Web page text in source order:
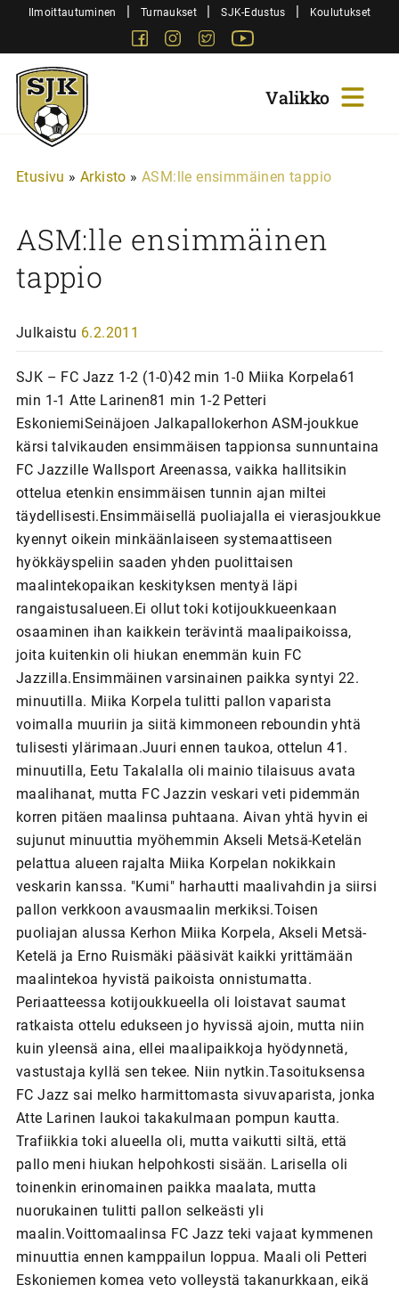
SiirryIlmoittautuminen | Turnaukset | SJK-Edustus | Koulutukset
FacebookInstagram
Twitter
Sjk-
Juniorit
Etusivu » Arkisto » ASM:lle ensimmäinen tappio
ASM:lle ensimmäinen
tappio
Julkaistu 6.2.2011
SJK – FC Jazz 1-2 (1-0)42 min 1-0 Miika Korpela61
min 1-1 Atte Larinen81 min 1-2 Petteri
EskoniemiSeinäjoen Jalkapallokerhon ASM-joukkue
kärsi talvikauden ensimmäisen tappionsa sunnuntaina
FC Jazzille Wallsport Areenassa, vaikka hallitsikin
ottelua etenkin ensimmäisen tunnin ajan miltei
täydellisesti.Ensimmäisellä puoliajalla ei vierasjoukkue
kyennyt oikein minkäänlaiseen systemaattiseen
hyökkäyspeliin saaden yhden puolittaisen
maalintekopaikan keskityksen mentyä läpi
rangaistusalueen.Ei ollut toki kotijoukkueenkaan
osaaminen ihan kaikkein terävintä maalipaikoissa,
joita kuitenkin oli hiukan enemmän kuin FC
Jazzilla.Ensimmäinen varsinainen paikka syntyi 22.
minuutilla. Miika Korpela tulitti pallon vaparista
voimalla muuriin ja siitä kimmoneen reboundin yhtä
tulisesti ylärimaan.Juuri ennen taukoa, ottelun 41.
minuutilla, Eetu Takalalla oli mainio tilaisuus avata
maalihanat, mutta FC Jazzin veskari veti pidemmän
korren pitäen maalinsa puhtaana. Aivan yhtä hyvin ei
sujunut minuuttia myöhemmin Akseli Metsä-Ketelän
pelattua alueen rajalta Miika Korpelan nokikkain
veskarin kanssa. "Kumi" harhautti maalivahdin ja siirsi
pallon verkkoon avausmaalin merkiksi.Toisen
puoliajan alussa Kerhon Miika Korpela, Akseli Metsä-
Ketelä ja Erno Ruismäki pääsivät kaikki yrittämään
maalintekoa hyvistä paikoista onnistumatta.
Periaatteessa kotijoukkueella oli loistavat saumat
ratkaista ottelu edukseen jo hyvissä ajoin, mutta niin
kuin yleensä aina, ellei maalipaikkoja hyödynnetä,
vastustaja kyllä sen tekee. Niin nytkin.Tasoituksensa
FC Jazz sai melko harmittomasta sivuvaparista, jonka
Atte Larinen laukoi takakulmaan pompun kautta.
Trafiikkia toki alueella oli, mutta vaikutti siltä, että
pallo meni hiukan helpohkosti sisään. Larisella oli
toinenkin erinomainen paikka maalata, mutta
nuorukainen tulitti pallon selkeästi yli
maalin.Voittomaalinsa FC Jazz teki vajaat kymmenen
minuuttia ennen kamppailun loppua. Maali oli Petteri
Eskoniemen komea veto volleystä takanurkkaan, eikä